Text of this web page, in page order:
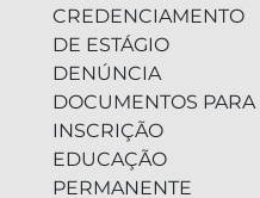
CREDENCIAMENTO
DE ESTÁGIO
DENÚNCIA
DOCUMENTOS PARA
INSCRIÇÃO
EDUCAÇÃO
PERMANENTE